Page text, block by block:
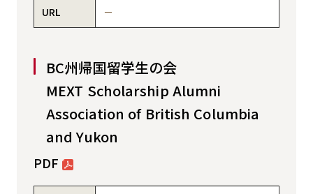
URL －
BC州帰国留学生の会
MEXT Scholarship Alumni
Association of British Columbia
and Yukon
PDF